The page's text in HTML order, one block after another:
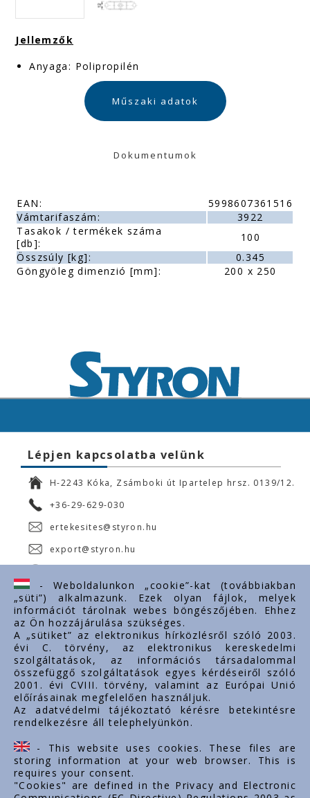
Jellemzők
Anyaga: Polipropilén
Műszaki adatok
Dokumentumok
EAN:
5998607361516
Vámtarifaszám:
3922
Tasakok / termékek száma
[db]:
100
Összsúly [kg]:
0.345
Göngyöleg dimenzió [mm]:
200 x 250
Lépjen kapcsolatba velünk
H-2243 Kóka, Zsámboki út Ipartelep hrsz. 0139/12.
+36-29-629-030
ertekesites@styron.hu
export@styron.hu
Fontos linkek
Rólunk
Dokumentumok
Kapcsolat
Karrier
Cég adatok
Tárhely adatok
Támogatások
- Weboldalunkon „cookie”-kat (továbbiakban
„süti”) alkalmazunk. Ezek olyan fájlok, melyek
információt tárolnak webes böngészőjében. Ehhez
az Ön hozzájárulása szükséges.
A „sütiket” az elektronikus hírközlésről szóló 2003.
évi C. törvény, az elektronikus kereskedelmi
szolgáltatások, az információs társadalommal
összefüggő szolgáltatások egyes kérdéseiről szóló
2001. évi CVIII. törvény, valamint az Európai Unió
előírásainak megfelelően használjuk.
Az adatvédelmi tájékoztató kérésre betekintésre
rendelkezésre áll telephelyünkön.
- This website uses cookies. These files are
storing information at your web browser. This is
requires your consent.
"Cookies" are defined in the Privacy and Electronic